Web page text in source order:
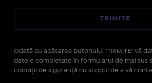
Odată cu apăsarea butonului "TRIMITE" vă
datele completate în formularul de mai sus
condiţii de siguranţă cu scopul de a vă